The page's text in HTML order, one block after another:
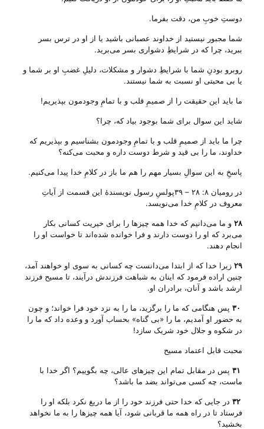
دوستِ خوبِ من، دقت بفرما.
شما مجبور نیستید از خداوند عصبانی باشید یا از او در ترس بسر
ببرید، چرا که در شرایطِ دشواری بسر می‌‌برید.
روبرو بودنِ شما با شرایطِ دشوار و مشکلات، دلیلِ غضبِ او بر شما و
یا بی‌ محبتی او نسبت به شما نیستند.
ما باید این حقیقت را از صمیمِ قلب و با تمامِ وجودمون بپذیریم!
شاید این سوال برای شما بوجود بیاد که، چرا؟
چرا ما باید از صمیمِ قلب و با تمامِ وجودمون بشناسیم و بپذیریم که
خداوند، ما را بی‌ قید و شرط دوست داره و محبت می‌‌کنه؟
پاسخِ به این سوالِ بسیار مهم را هم ما باز در کلامِ خدا پیدا می‌‌کنیم.
در رومیان ۸: ۲۸ – ۳۹پولسِ رسول نویسندهٔ این قسمت از آیاتِ
معروف در کلامِ خدا می‌‌نویسد.
۲۸و ما می‌دانیم که خدا همه چیزها را برای خیریت کسانی بکار
می‌برد که او را دوست دارند و فرا خوانده شده‌اند تا خواست او را
انجام دهند.
۲۹زیرا خدا که از ابتدا می‌دانست چه کسانی به سوی او خواهند آمد،
چنین اراده فرمود که اینان به شباهت فرزندش درآیند، تا مسیح فرزند
ارشد باشد و آنان، برادران او.
پس هنگامی که ما را برگزید، ما را به نزد خود فرا خواند؛ و چون
به حضور او آمدیم، ما را «بی گناه» بحساب آورد و وعده داد که ما را
در شکوه و جلال خود شریک سازد!
محبت قابل اعتماد مسیح
پس در مقابل تمام این چیزهای عالی، چه بگوییم؟ اگر خدا با
ماست، چه کسی می‌تواند بضد ما باشد؟
در جایی که خدا حتی فرزند خود را از ما دریغ نکرد بلکه او را
فرستاد تا در راه همه ما قربانی شود، آیا همه چیزها را به ما نخواهد
بخشید؟